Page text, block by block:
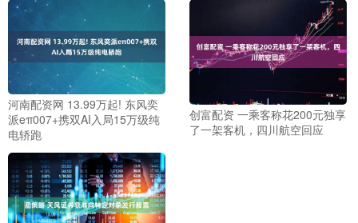
河南配资网 13.99万起! 东风奕
派eπ007+携双AI入局15万级纯
电轿跑
创富配资 一乘客称花200元独享
了一架客机，四川航空回应